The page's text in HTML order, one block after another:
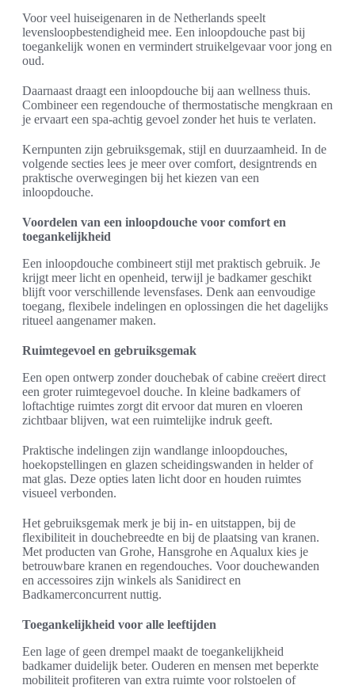
Voor veel huiseigenaren in de Netherlands speelt
levensloopbestendigheid mee. Een inloopdouche past bij
toegankelijk wonen en vermindert struikelgevaar voor jong en
oud.
Daarnaast draagt een inloopdouche bij aan wellness thuis.
Combineer een regendouche of thermostatische mengkraan en
je ervaart een spa-achtig gevoel zonder het huis te verlaten.
Kernpunten zijn gebruiksgemak, stijl en duurzaamheid. In de
volgende secties lees je meer over comfort, designtrends en
praktische overwegingen bij het kiezen van een
inloopdouche.
Voordelen van een inloopdouche voor comfort en
toegankelijkheid
Een inloopdouche combineert stijl met praktisch gebruik. Je
krijgt meer licht en openheid, terwijl je badkamer geschikt
blijft voor verschillende levensfases. Denk aan eenvoudige
toegang, flexibele indelingen en oplossingen die het dagelijks
ritueel aangenamer maken.
Ruimtegevoel en gebruiksgemak
Een open ontwerp zonder douchebak of cabine creëert direct
een groter ruimtegevoel douche. In kleine badkamers of
loftachtige ruimtes zorgt dit ervoor dat muren en vloeren
zichtbaar blijven, wat een ruimtelijke indruk geeft.
Praktische indelingen zijn wandlange inloopdouches,
hoekopstellingen en glazen scheidingswanden in helder of
mat glas. Deze opties laten licht door en houden ruimtes
visueel verbonden.
Het gebruiksgemak merk je bij in- en uitstappen, bij de
flexibiliteit in douchebreedte en bij de plaatsing van kranen.
Met producten van Grohe, Hansgrohe en Aqualux kies je
betrouwbare kranen en regendouches. Voor douchewanden
en accessoires zijn winkels als Sanidirect en
Badkamerconcurrent nuttig.
Toegankelijkheid voor alle leeftijden
Een lage of geen drempel maakt de toegankelijkheid
badkamer duidelijk beter. Ouderen en mensen met beperkte
mobiliteit profiteren van extra ruimte voor rolstoelen of